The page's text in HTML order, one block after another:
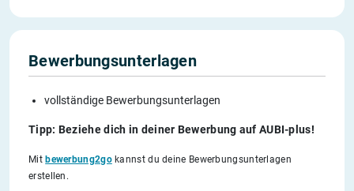
Bewerbungsunterlagen
vollständige Bewerbungsunterlagen
Tipp: Beziehe dich in deiner Bewerbung auf AUBI-plus!
Mit bewerbung2gokannst du deine Bewerbungsunterlagen
erstellen.